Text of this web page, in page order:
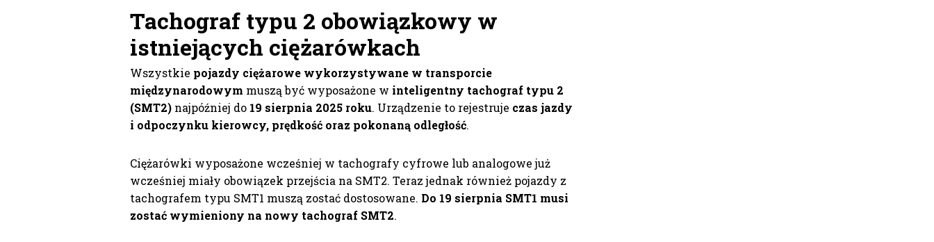
Tachograf typu 2 obowiązkowy w
istniejących ciężarówkach
Wszystkie pojazdy ciężarowe wykorzystywane w transporcie
międzynarodowym muszą być wyposażone w inteligentny tachograf typu 2
(SMT2) najpóźniej do 19 sierpnia 2025 roku. Urządzenie to rejestruje czas jazdy
i odpoczynku kierowcy, prędkość oraz pokonaną odległość.
Ciężarówki wyposażone wcześniej w tachografy cyfrowe lub analogowe już
wcześniej miały obowiązek przejścia na SMT2. Teraz jednak również pojazdy z
tachografem typu SMT1 muszą zostać dostosowane. Do 19 sierpnia SMT1 musi
zostać wymieniony na nowy tachograf SMT2.